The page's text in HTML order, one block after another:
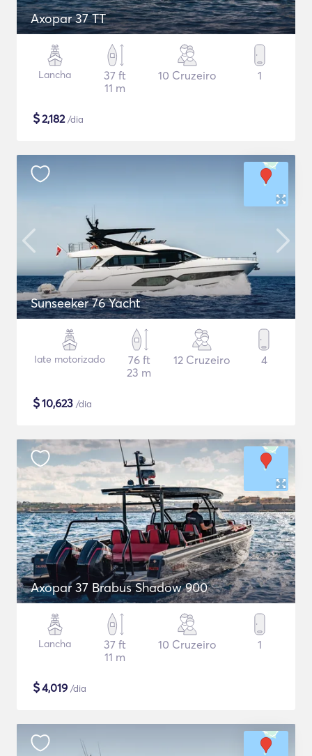
Axopar 37 TT
Lancha
37 ft
11 m
10 Cruzeiro 1
$2,182/dia
Sunseeker 76 Yacht
Iate motorizado
76 ft
23 m
12 Cruzeiro 4
$10,623 /dia
Axopar 37 Brabus Shadow 900
Lancha
37 ft
11 m
10 Cruzeiro 1
$4,019 /dia